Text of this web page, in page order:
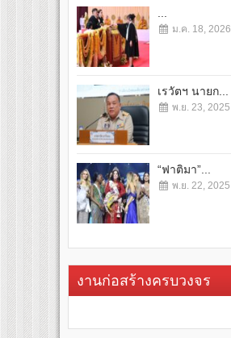
ม.ค. 18, 2026
เรวัตฯ นายก...
พ.ย. 23, 2025
“ฟาติมา”...
พ.ย. 22, 2025
งานก่อสร้างครบวงจร